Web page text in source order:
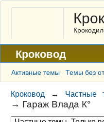
Кроковод
Форум
Архив
ГАЛЕРЕЯ
Активные темы Темы без
Кроковод → Частные
→ Гараж Влада К°